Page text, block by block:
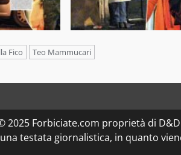
Fico Teo Mammucari
2025 Forbiciate.com proprietà di D&D
testata giornalistica, in quanto